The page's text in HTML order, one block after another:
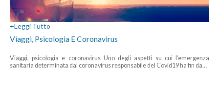
+Leggi Tutto
Viaggi, Psicologia E Coronavirus
Viaggi, psicologia e coronavirus Uno degli aspetti su cui l’emergenza
sanitaria determinata dal coronavirus responsabile del Covid19 ha fin da…